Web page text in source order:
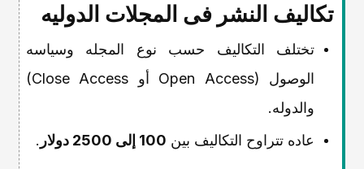
تکالیف النشر فی المجلات الدولیه
تختلف التکالیف حسب نوع المجله وسیاسه
الوصول (Open Access أو Close Access)
والدوله.
عاده تتراوح التکالیف بین 100 إلى 2500 دولار .